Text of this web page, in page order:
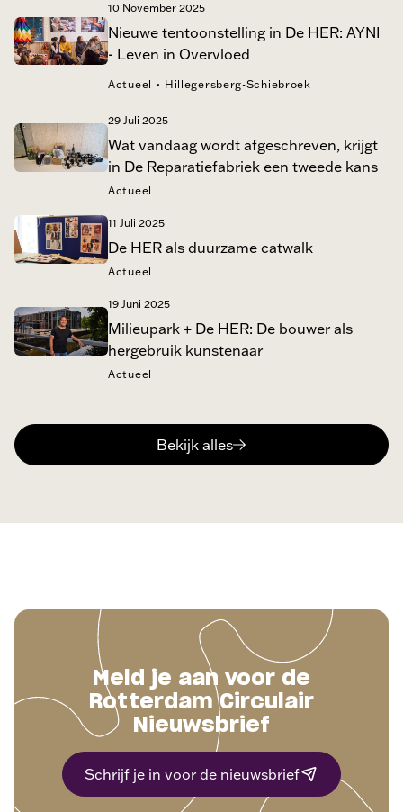
Nieuwe tentoonstelling in De HER: AYNI
- Leven in Overvloed
10 November 2025
Actueel · Hillegersberg-Schiebroek
Wat vandaag wordt afgeschreven, krijgt
in De Reparatiefabriek een tweede kans
29 Juli 2025
Actueel
De HER als duurzame catwalk
11 Juli 2025
Actueel
Milieupark + De HER: De bouwer als
hergebruik kunstenaar
19 Juni 2025
Actueel
Bekijk alles
Meld je aan voor de
Rotterdam Circulair
Nieuwsbrief
Schrijf je in voor de nieuwsbrief